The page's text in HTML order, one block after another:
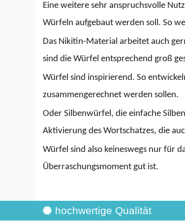
Eine weitere sehr anspruchsvolle
Würfeln aufgebaut werden soll. So
Das Nikitin-Material arbeitet auch
sind die Würfel entsprechend groß
Würfel sind inspirierend. So
zusammengerechnet werden sollen.
Oder Silbenwürfel, die einfache
Aktivierung des Wortschatzes, die
Würfel sind also keineswegs nur für
Überraschungsmoment gut ist.
hochwertige Qualität